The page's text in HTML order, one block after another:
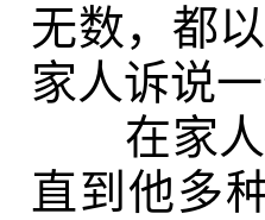
无数，都
家人诉说一
在家人
直到他多